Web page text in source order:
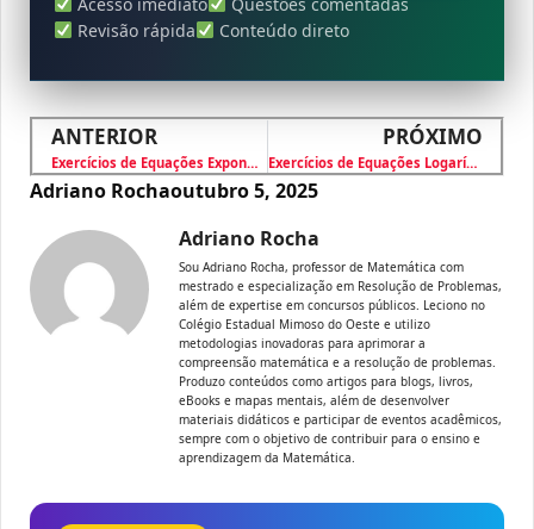
Revisão rápida
Conteúdo direto
ANTERIOR
Exercícios de Equações Exponenciais
PRÓXIMO
Exercícios de Equações Logarítmicas
Adriano Rochaoutubro 5, 2025
Adriano Rocha
Sou Adriano Rocha, professor de Matemática com
mestrado e especialização em Resolução de Problemas,
além de expertise em concursos públicos. Leciono no
Colégio Estadual Mimoso do Oeste e utilizo
metodologias inovadoras para aprimorar a
compreensão matemática e a resolução de problemas.
Produzo conteúdos como artigos para blogs, livros,
eBooks e mapas mentais, além de desenvolver
materiais didáticos e participar de eventos acadêmicos,
sempre com o objetivo de contribuir para o ensino e
aprendizagem da Matemática.